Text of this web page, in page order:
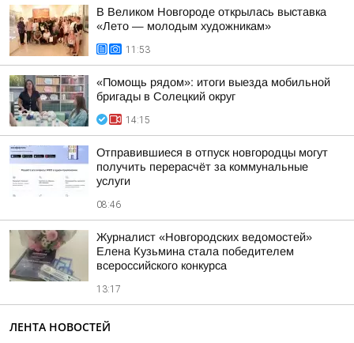
В Великом Новгороде открылась выставка
«Лето — молодым художникам»
11:53
«Помощь рядом»: итоги выезда мобильной
бригады в Солецкий округ
14:15
Отправившиеся в отпуск новгородцы могут
получить перерасчёт за коммунальные
услуги
08:46
Журналист «Новгородских ведомостей»
Елена Кузьмина стала победителем
всероссийского конкурса
13:17
ЛЕНТА НОВОСТЕЙ